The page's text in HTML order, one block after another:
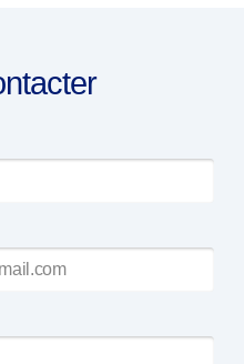
et développement
le patient
conformité réglementaire
dispositifs